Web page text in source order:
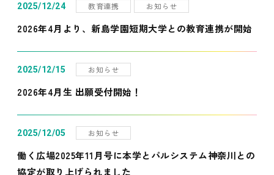
2025/12/24 教育連携 お知らせ
2026年4月より、新島学園短期大学との教育連携が開始
2025/12/15 お知らせ
2026年4月生 出願受付開始！
2025/12/05 お知らせ
働く広場2025年11月号に本学とパルシステム神奈川との
協定が取り上げられました